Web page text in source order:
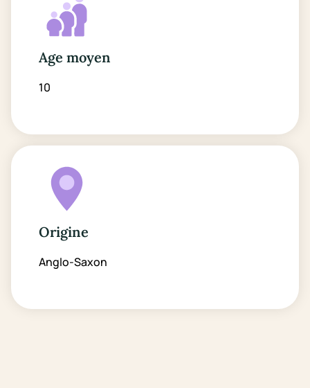
Age moyen
10
Origine
Anglo-Saxon